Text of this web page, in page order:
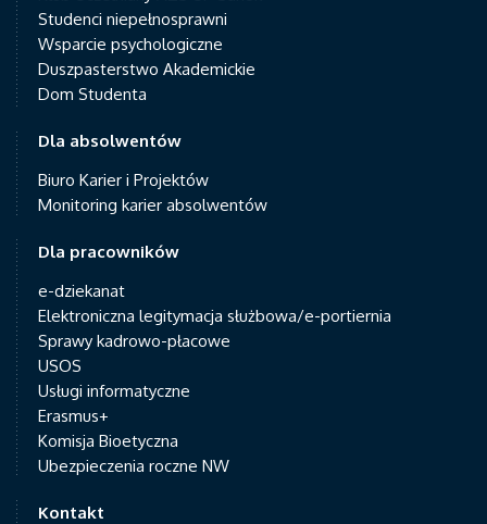
Studenci niepełnosprawni
Wsparcie psychologiczne
Duszpasterstwo Akademickie
Dom Studenta
Dla absolwentów
Biuro Karier i Projektów
Monitoring karier absolwentów
Dla pracowników
e-dziekanat
Elektroniczna legitymacja służbowa/e-portiernia
Sprawy kadrowo-płacowe
USOS
Usługi informatyczne
Erasmus+
Komisja Bioetyczna
Ubezpieczenia roczne NW
Kontakt